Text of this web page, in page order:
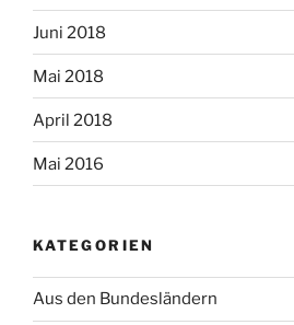
Juni 2018
Mai 2018
April 2018
Mai 2016
KATEGORIEN
Aus den Bundesländern